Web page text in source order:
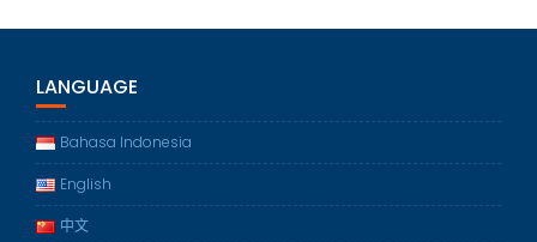
LANGUAGE
Bahasa Indonesia
English
中文